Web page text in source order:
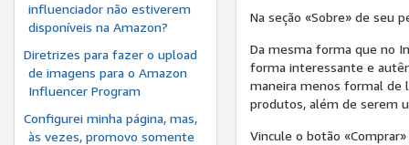
influenciador não estiverem
disponíveis na Amazon?
Diretrizes para fazer o upload
de imagens para o Amazon
Influencer Program
Configurei minha página, mas,
às vezes, promovo somente
Na seção «Sobre» de seu
Da mesma forma que no
forma interessante e
maneira menos formal de
produtos, além de serem
Vincule o botão